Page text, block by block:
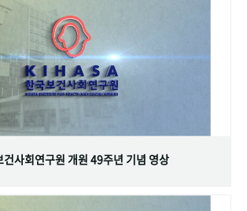
문서 기록물 행정박물 영상 기록물
보는 50년
건사회연구원 개원 49주년 기념 영상